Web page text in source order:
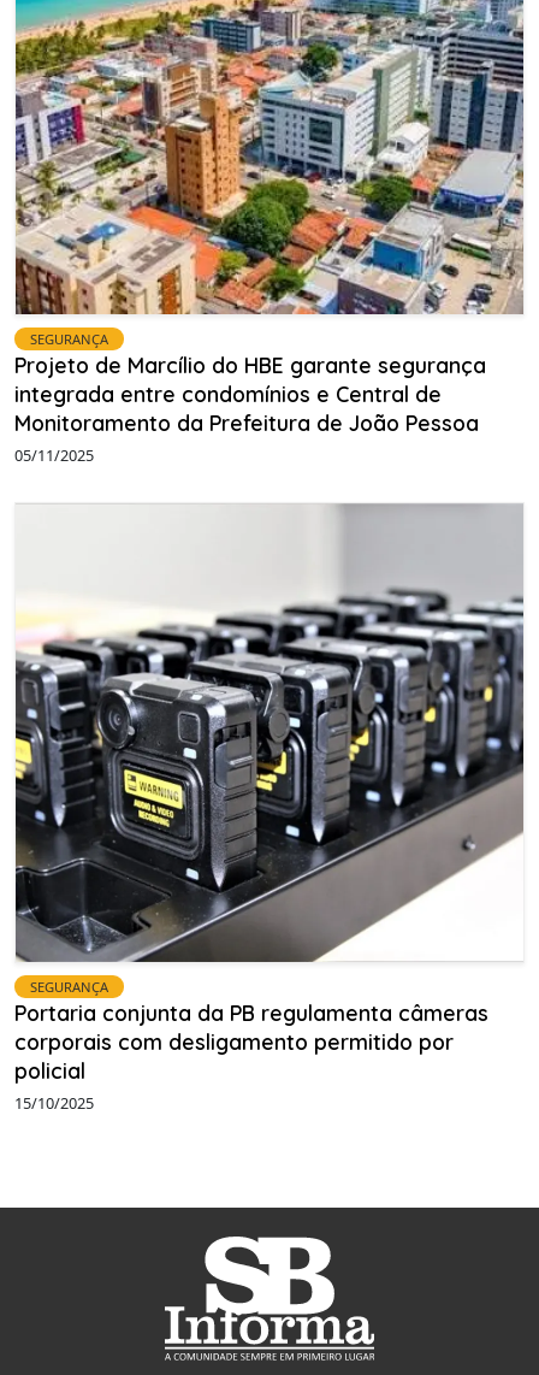
SEGURANÇA
Projeto de Marcílio do HBE garante segurança
integrada entre condomínios e Central de
Monitoramento da Prefeitura de João Pessoa
05/11/2025
SEGURANÇA
Portaria conjunta da PB regulamenta câmeras
corporais com desligamento permitido por
policial
15/10/2025